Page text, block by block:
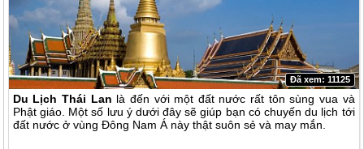
Du Lịch Thái Lan là đến với một đất nước rất tôn sùng vua và
Phật giáo. Một số lưu ý dưới đây sẽ giúp bạn có chuyến du lịch tới
đất nước ở vùng Đông Nam Á này thật suôn sẻ và may mắn.
Đã xem: 11125